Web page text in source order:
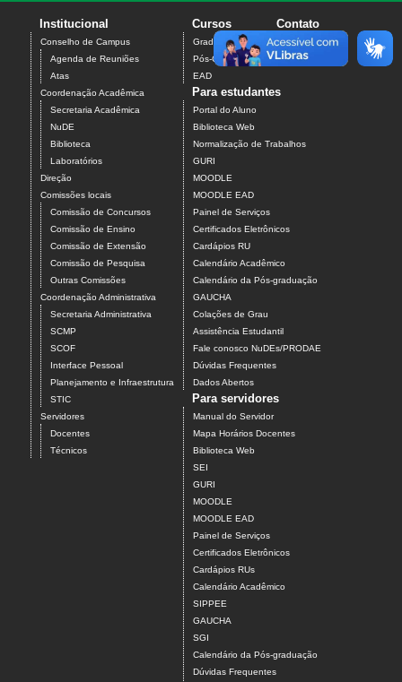
Institucional
Conselho de Campus
Agenda de Reuniões
Atas
Coordenação Acadêmica
Secretaria Acadêmica
NuDE
Biblioteca
Laboratórios
Direção
Comissões locais
Comissão de Concursos
Comissão de Ensino
Comissão de Extensão
Comissão de Pesquisa
Outras Comissões
Coordenação Administrativa
Secretaria Administrativa
SCMP
SCOF
Interface Pessoal
Planejamento e Infraestrutura
STIC
Servidores
Docentes
Técnicos
Cursos
Graduação
Pós-Graduação
EAD
Contato
Para estudantes
Portal do Aluno
Biblioteca Web
Normalização de Trabalhos
GURI
MOODLE
MOODLE EAD
Painel de Serviços
Certificados Eletrônicos
Cardápios RU
Calendário Acadêmico
Calendário da Pós-graduação
GAUCHA
Colações de Grau
Assistência Estudantil
Fale conosco NuDEs/PRODAE
Dúvidas Frequentes
Dados Abertos
Para servidores
Manual do Servidor
Mapa Horários Docentes
Biblioteca Web
SEI
GURI
MOODLE
MOODLE EAD
Painel de Serviços
Certificados Eletrônicos
Cardápios RUs
Calendário Acadêmico
SIPPEE
GAUCHA
SGI
Calendário da Pós-graduação
Dúvidas Frequentes